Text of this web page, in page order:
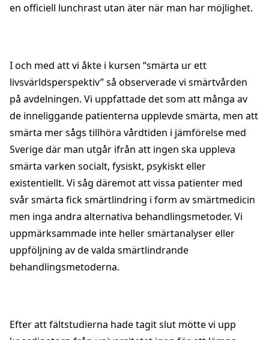
en officiell lunchrast utan äter när man har möjlighet.
I och med att vi åkte i kursen “smärta ur ett
livsvärldsperspektiv” så observerade vi smärtvården
på avdelningen. Vi uppfattade det som att många av
de inneliggande patienterna upplevde smärta, men att
smärta mer sågs tillhöra vårdtiden i jämförelse med
Sverige där man utgår ifrån att ingen ska uppleva
smärta varken socialt, fysiskt, psykiskt eller
existentiellt. Vi såg däremot att vissa patienter med
svår smärta fick smärtlindring i form av smärtmedicin
men inga andra alternativa behandlingsmetoder. Vi
uppmärksammade inte heller smärtanalyser eller
uppföljning av de valda smärtlindrande
behandlingsmetoderna.
Efter att fältstudierna hade tagit slut mötte vi upp